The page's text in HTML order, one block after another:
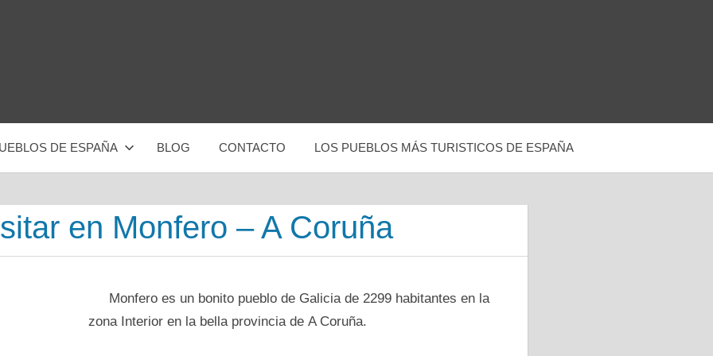
DE ESPAÑA BLOG CONTACTO LOS PUEBLOS MÁS TURISTICOS DE ESPAÑA
en Monfero – A Coruña
Monfero es un bonito pueblo dе Galicia dе 2299 habitantes en la
zona Interior en la bella provincia dе A Coruña.